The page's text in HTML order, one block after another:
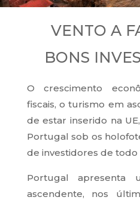
VENTO A
BONS
O crescimento
fiscais, o turismo em
de estar inserido na
Portugal sob os
de investidores de todo
Portugal apresenta
ascendente, nos